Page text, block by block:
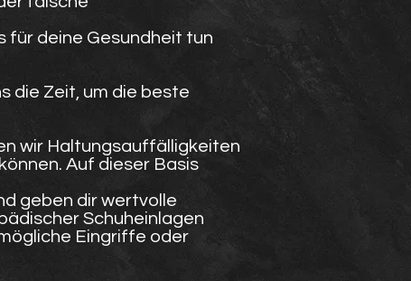
für deine Gesundheit tun
die Zeit, um die beste
wir Haltungsauffälligkeiten
Auf dieser Basis
geben dir wertvolle
Schuheinlagen
Eingriffe oder